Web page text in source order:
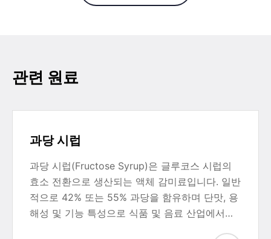
관련 원료
과당 시럽
과당 시럽(Fructose Syrup)은 글루코스 시럽의
효소 전환으로 생산되는 액체 감미료입니다. 일반
적으로 42% 또는 55% 과당을 함유하며 단맛, 용
해성 및 기능 특성으로 식품 및 음료 산업에서…